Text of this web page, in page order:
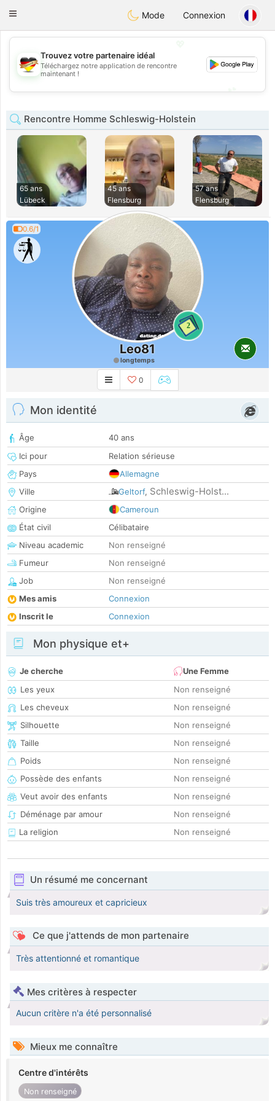
DeutschDating
Toggle
Mode Connexion
💖
Trouvez votre partenaire idéal
Téléchargez notre application de rencontre
maintenant !
Rencontre Homme Schleswig-Holstein
65 ans
Lübeck
45 ans
Flensburg
57 ans
Flensburg
0.6/1
2
Leo81
longtemps
0
Mon identité
Âge
40 ans
Ici pour
Relation sérieuse
Pays
Allemagne
Ville
Geltorf, Schleswig-Holst...
Origine
Cameroun
État civil
Célibataire
Niveau academic
Non renseigné
Fumeur
Non renseigné
Job
Non renseigné
Mes amis
Connexion
Inscrit le
Connexion
Mon physique et+
Je cherche
Une Femme
Les yeux
Non renseigné
Les cheveux
Non renseigné
Silhouette
Non renseigné
Taille
Non renseigné
Poids
Non renseigné
Possède des enfants
Non renseigné
Veut avoir des enfants
Non renseigné
Déménage par amour
Non renseigné
La religion
Non renseigné
Un résumé me concernant
Suis très amoureux et capricieux
Ce que j'attends de mon partenaire
Très attentionné et romantique
Mes critères à respecter
Aucun critère n'a été personnalisé
Mieux me connaître
Centre d'intérêts
Non renseigné